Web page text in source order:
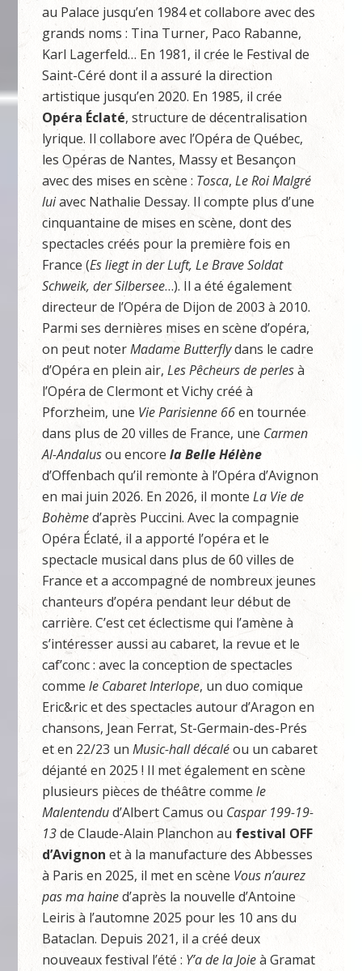
au Palace jusqu’en 1984 et collabore avec des
grands noms : Tina Turner, Paco Rabanne,
Karl Lagerfeld… En 1981, il crée le Festival de
Saint-Céré dont il a assuré la direction
artistique jusqu’en 2020. En 1985, il crée
Opéra Éclaté, structure de décentralisation
lyrique. Il collabore avec l’Opéra de Québec,
les Opéras de Nantes, Massy et Besançon
avec des mises en scène : Tosca,Le Roi Malgré
luiavec Nathalie Dessay. Il compte plus d’une
cinquantaine de mises en scène, dont des
spectacles créés pour la première fois en
France (Es liegt in der Luft, Le Brave Soldat
Schweik, der Silbersee…). Il a été également
directeur de l’Opéra de Dijon de 2003 à 2010.
Parmi ses dernières mises en scène d’opéra,
on peut noterMadame Butterflydans le cadre
d’Opéra en plein air,Les Pêcheurs de perlesà
l’Opéra de Clermont et Vichy créé à
Pforzheim, une Vie Parisienne 66en tournée
dans plus de 20 villes de France, une Carmen
Al-Andalusou encorela Belle Hélène
d’Offenbach qu’il remonte à l’Opéra d’Avignon
en mai juin 2026. En 2026, il monteLa Vie de
Bohèmed’après Puccini. Avec la compagnie
Opéra Éclaté, il a apporté l’opéra et le
spectacle musical dans plus de 60 villes de
France et a accompagné de nombreux jeunes
chanteurs d’opéra pendant leur début de
carrière. C’est cet éclectisme qui l’amène à
s’intéresser aussi au cabaret, la revue et le
caf’conc : avec la conception de spectacles
commele Cabaret Interlope, un duo comique
Eric&ric et des spectacles autour d’Aragon en
chansons, Jean Ferrat, St-Germain-des-Prés
et en 22/23 unMusic-hall décaléou un cabaret
déjanté en 2025 ! Il met également en scène
plusieurs pièces de théâtre commele
Malentendud’Albert Camus ou Caspar 199-19-
13de Claude-Alain Planchon au festival OFF
d’Avignon et à la manufacture des Abbesses
à Paris en 2025, il met en scène Vous n’aurez
pas ma hained’après la nouvelle d’Antoine
Leiris à l’automne 2025 pour les 10 ans du
Bataclan. Depuis 2021, il a créé deux
nouveaux festival l’été : Y’a de la Joieà Gramat